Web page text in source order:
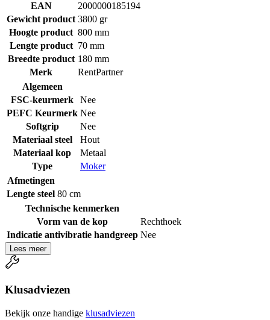
EAN
2000000185194
Gewicht product 3800 gr
Hoogte product 800 mm
Lengte product 70 mm
Breedte product 180 mm
Merk
RentPartner
Algemeen
FSC-keurmerk
Nee
PEFC Keurmerk Nee
Softgrip
Nee
Materiaal steel
Hout
Materiaal kop
Metaal
Type
Moker
Afmetingen
Lengte steel 80 cm
Technische kenmerken
Vorm van de kop
Rechthoek
Indicatie antivibratie handgreep Nee
Lees meer
Klusadviezen
Bekijk onze handige klusadviezen